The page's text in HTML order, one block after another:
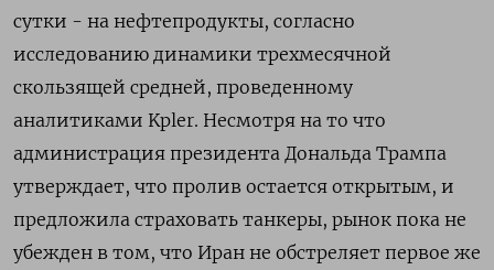
сутки - на нефтепродукты, согласно
исследованию динамики трехмесячной
скользящей ​средней, проведенному
аналитиками Kpler. Несмотря на то что
администрация президента Дональда Трампа
утверждает, что пролив остается открытым, и
предложила страховать танкеры, рынок пока не
убежден в том, что Иран не обстреляет ‌первое же